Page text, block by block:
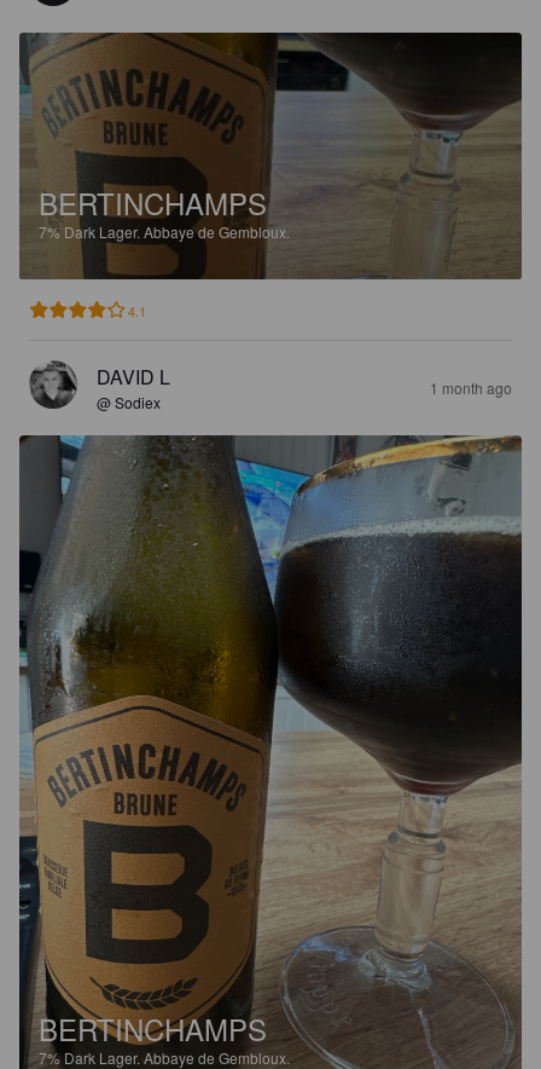
BERTINCHAMPS
7% Dark Lager. Abbaye de Gembloux.
4.1
DAVID L
@ Sodiex
1 month ago
BERTINCHAMPS
7% Dark Lager. Abbaye de Gembloux.